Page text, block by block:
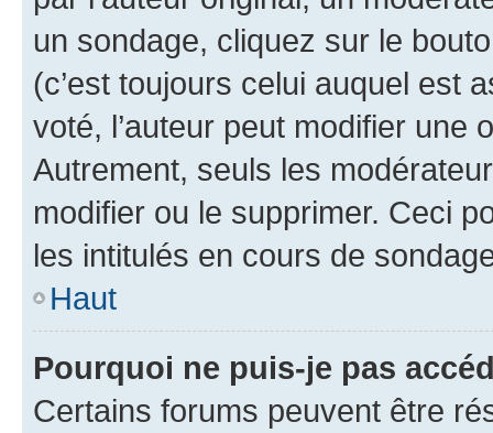
un sondage, cliquez sur le
(c’est toujours celui auquel est
voté, l’auteur peut modifier une
Autrement, seuls les
modifier ou le supprimer. Ceci
les intitulés en cours de
Haut
Pourquoi ne puis-je pas
Certains forums peuvent être